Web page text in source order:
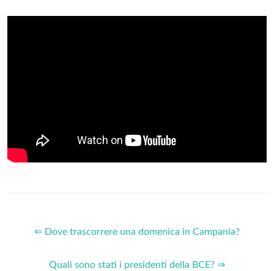
⇐ Dove trascorrere una domenica in Campania?
Quali sono stati i presidenti della BCE? ⇒